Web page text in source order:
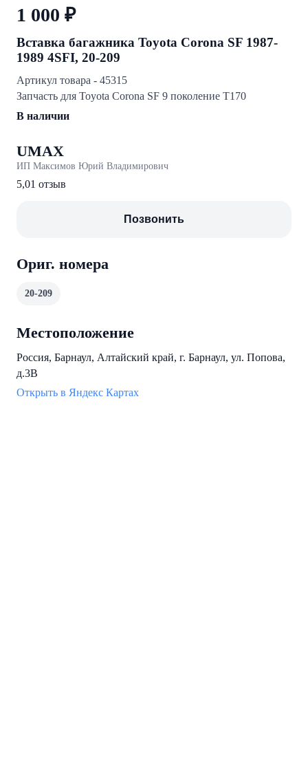
1 000 ₽
Вставка багажника Toyota Corona SF 1987-
1989 4SFI, 20-209
Артикул товара - 45315
Запчасть для Toyota Corona SF 9 поколение T170
В наличии
UMAX
ИП Максимов Юрий Владимирович
5,01 отзыв
Позвонить
Ориг. номера
20-209
Местоположение
Россия, Барнаул, Алтайский край, г. Барнаул, ул. Попова,
д.3В
Открыть в Яндекс Картах